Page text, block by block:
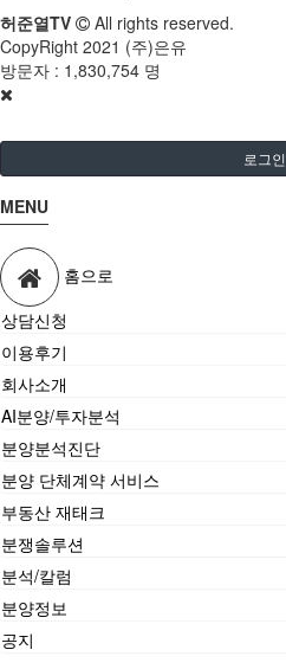
허준열TV
All rights reserved.
CopyRight 2021 (주)은유
방문자 : 1,830,754 명
로그인
MENU
홈으로
상담신청
이용후기
회사소개
AI분양/투자분석
분양분석진단
분양 단체계약 서비스
부동산 재태크
분쟁솔루션
분석/칼럼
분양정보
공지